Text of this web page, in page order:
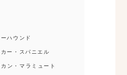
ハウンド
ー・スパニエル
ン・マラミュート